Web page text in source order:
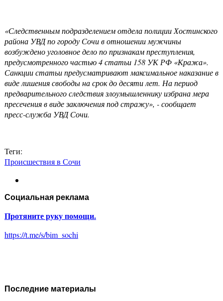
«Следственным подразделением отдела полиции Хостинского
района УВД по городу Сочи в отношении мужчины
возбуждено уголовное дело по признакам преступления,
предусмотренного частью 4 статьи 158 УК РФ «Кража».
Санкции статьи предусматривают максимальное наказание в
виде лишения свободы на срок до десяти лет. На период
предварительного следствия злоумышленнику избрана мера
пресечения в виде заключения под стражу», - сообщает
пресс-служба УВД Сочи.
Теги:
Происшествия в Сочи
Социальная реклама
Протяните руку помощи.
https://t.me/s/bim_sochi
Последние материалы